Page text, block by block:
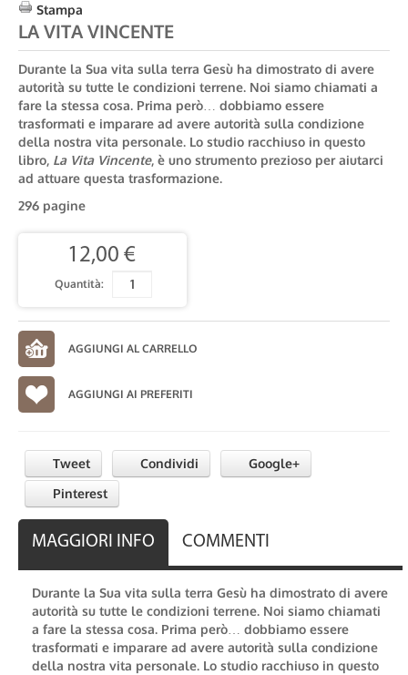
Stampa
LA VITA VINCENTE
Durante la Sua vita sulla terra Gesù ha dimostrato di avere
autorità su tutte le condizioni terrene. Noi siamo chiamati a
fare la stessa cosa. Prima però… dobbiamo essere
trasformati e imparare ad avere autorità sulla condizione
della nostra vita personale. Lo studio racchiuso in questo
libro, La Vita Vincente, è uno strumento prezioso per aiutarci
ad attuare questa trasformazione.
296 pagine
12,00 €
Quantità:
AGGIUNGI AI PREFERITI
Tweet Condividi
Google+
Pinterest
MAGGIORI INFO COMMENTI
Durante la Sua vita sulla terra Gesù ha dimostrato di avere
autorità su tutte le condizioni terrene. Noi siamo chiamati
a fare la stessa cosa. Prima però… dobbiamo essere
trasformati e imparare ad avere autorità sulla condizione
della nostra vita personale. Lo studio racchiuso in questo